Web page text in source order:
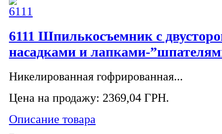
6111 Шпилькосъемник с
насадками и лапками-
Никелированная гофрированная...
Цена на продажу: 2369,04 ГРН.
Описание товара